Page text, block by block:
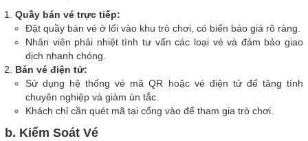
Quầy bán vé trực tiếp:
Đặt quầy bán vé ở lối vào khu trò chơi, có biển báo giá rõ ràng.
Nhân viên phải nhiệt tình tư vấn các loại vé và đảm bảo giao
dịch nhanh chóng.
Bán vé điện tử:
Sử dụng hệ thống vé mã QR hoặc vé điện tử để tăng tính
chuyên nghiệp và giảm ùn tắc.
Khách chỉ cần quét mã tại cổng vào để tham gia trò chơi.
b. Kiểm Soát Vé